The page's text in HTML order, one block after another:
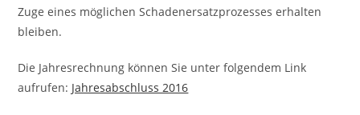
Zuge eines möglichen Schadenersatzprozesses erhalten
bleiben.
Die Jahresrechnung können Sie unter folgendem Link
aufrufen: Jahresabschluss 2016